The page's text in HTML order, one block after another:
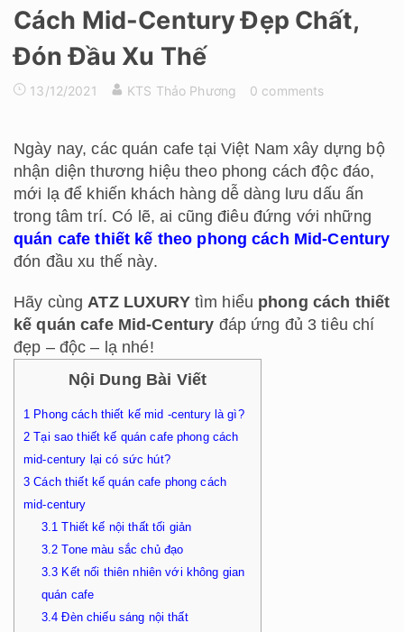
Cách Mid-Century Đẹp Chất,
Đón Đầu Xu Thế
13/12/2021 KTS Thảo Phương 0 comments
Ngày nay, các quán cafe tại Việt Nam xây dựng bộ
nhận diện thương hiệu theo phong cách độc đáo,
mới lạ để khiến khách hàng dễ dàng lưu dấu ấn
trong tâm trí. Có lẽ, ai cũng điêu đứng với những
quán cafe thiết kế theo phong cách Mid-Century
đón đầu xu thế này.
Hãy cùng ATZ LUXURYtìm hiểu phong cách thiết
kế quán cafe Mid-Century đáp ứng đủ 3 tiêu chí
đẹp – độc – lạ nhé!
Nội Dung Bài Viết
1 Phong cách thiết kế mid -century là gì?
2 Tại sao thiết kế quán cafe phong cách
mid-century lại có sức hút?
3 Cách thiết kế quán cafe phong cách
mid-century
3.1 Thiết kế nội thất tối giản
3.2 Tone màu sắc chủ đạo
3.3 Kết nối thiên nhiên với không gian
quán cafe
3.4 Đèn chiếu sáng nội thất